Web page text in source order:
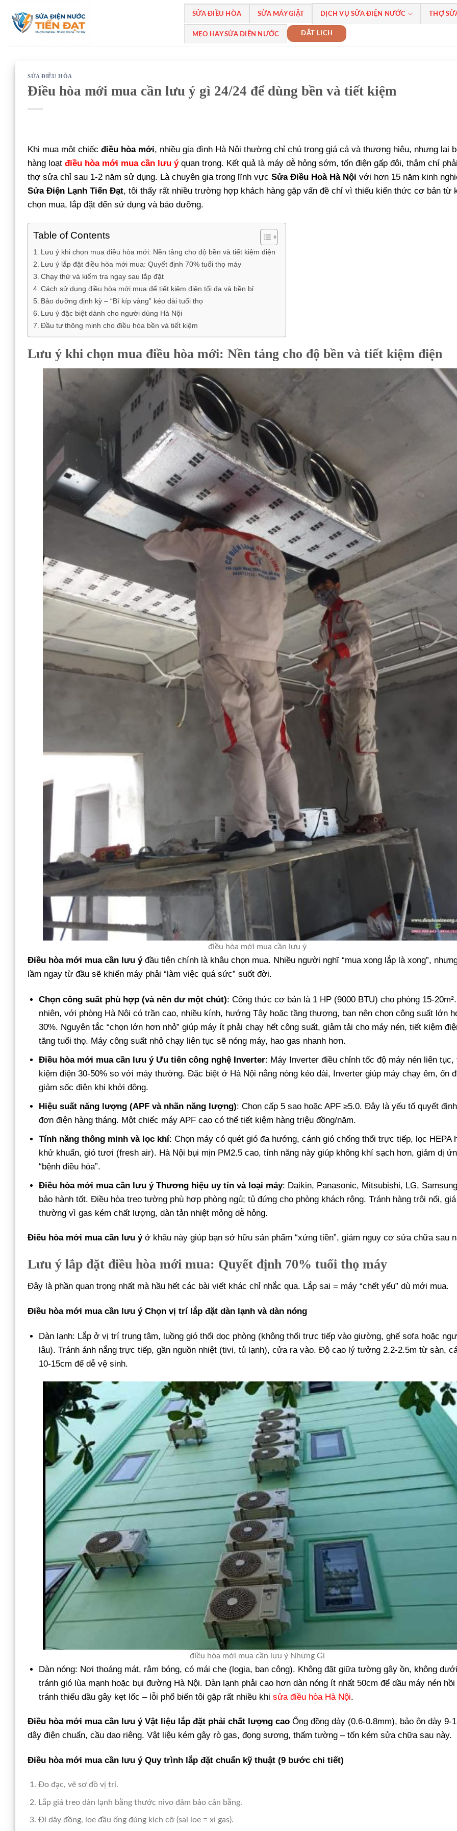
qua
SỬA ĐIỀU HÒA SỬA MÁY GIẶT DỊCH VỤ SỬA ĐIỆN NƯỚC THỢ
MẸO HAY SỬA ĐIỆN NƯỚC ĐẶT LỊCH
SỬA ĐIỀU HÒA
Điều hòa mới mua cần lưu ý gì 24/24 để dùng bền và tiết kiệm
Khi mua một chiếc điều hòa mới, nhiều gia đình Hà Nội thường chỉ chú trọng giá cả và thương hiệu, nhưng lại
hàng loạt điều hòa mới mua cần lưu ýquan trọng. Kết quả là máy dễ hỏng sớm, tốn điện gấp đôi, thậm chí
thợ sửa chỉ sau 1-2 năm sử dụng. Là chuyên gia trong lĩnh vực Sửa Điều Hoà Hà Nội với hơn 15 năm kinh
Sửa Điện Lạnh Tiến Đạt, tôi thấy rất nhiều trường hợp khách hàng gặp vấn đề chỉ vì thiếu kiến thức cơ bản từ
chọn mua, lắp đặt đến sử dụng và bảo dưỡng.
Table of Contents
Lưu ý khi chọn mua điều hòa mới: Nền tảng cho độ bền và tiết kiệm điện
Lưu ý lắp đặt điều hòa mới mua: Quyết định 70% tuổi thọ máy
Chạy thử và kiểm tra ngay sau lắp đặt
Cách sử dụng điều hòa mới mua để tiết kiệm điện tối đa và bền bỉ
Bảo dưỡng định kỳ – “Bí kíp vàng” kéo dài tuổi thọ
Lưu ý đặc biệt dành cho người dùng Hà Nội
Đầu tư thông minh cho điều hòa bền và tiết kiệm
Lưu ý khi chọn mua điều hòa mới: Nền tảng cho độ bền và tiết kiệm điện
điều hòa mới mua cần lưu ý
Điều hòa mới mua cần lưu ýđầu tiên chính là khâu chọn mua. Nhiều người nghĩ “mua xong lắp là xong”,
lầm ngay từ đầu sẽ khiến máy phải “làm việc quá sức” suốt đời.
Chọn công suất phù hợp (và nên dư một chút): Công thức cơ bản là 1 HP (9000 BTU) cho phòng 15-
nhiên, với phòng Hà Nội có trần cao, nhiều kính, hướng Tây hoặc tầng thượng, bạn nên chọn công suất lớn
30%. Nguyên tắc “chọn lớn hơn nhỏ” giúp máy ít phải chạy hết công suất, giảm tải cho máy nén, tiết kiệm
tăng tuổi thọ. Máy công suất nhỏ chạy liên tục sẽ nóng máy, hao gas nhanh hơn.
Điều hòa mới mua cần lưu ý Ưu tiên công nghệ Inverter: Máy Inverter điều chỉnh tốc độ máy nén liên tục,
kiệm điện 30-50% so với máy thường. Đặc biệt ở Hà Nội nắng nóng kéo dài, Inverter giúp máy chạy êm, ổn
giảm sốc điện khi khởi động.
Hiệu suất năng lượng (APF và nhãn năng lượng): Chọn cấp 5 sao hoặc APF ≥5.0. Đây là yếu tố quyết
đơn điện hàng tháng. Một chiếc máy APF cao có thể tiết kiệm hàng triệu đồng/năm.
Tính năng thông minh và lọc khí: Chọn máy có quét gió đa hướng, cánh gió chống thổi trực tiếp, lọc HEPA
khử khuẩn, gió tươi (fresh air). Hà Nội bụi mịn PM2.5 cao, tính năng này giúp không khí sạch hơn, giảm dị
“bệnh điều hòa”.
Điều hòa mới mua cần lưu ý Thương hiệu uy tín và loại máy: Daikin, Panasonic, Mitsubishi, LG,
bảo hành tốt. Điều hòa treo tường phù hợp phòng ngủ; tủ đứng cho phòng khách rộng. Tránh hàng trôi nổi,
thường vì gas kém chất lượng, dàn tản nhiệt mỏng dễ hỏng.
Điều hòa mới mua cần lưu ýở khâu này giúp bạn sở hữu sản phẩm “xứng tiền”, giảm nguy cơ sửa chữa sau
Lưu ý lắp đặt điều hòa mới mua: Quyết định 70% tuổi thọ máy
Đây là phần quan trọng nhất mà hầu hết các bài viết khác chỉ nhắc qua. Lắp sai = máy “chết yểu” dù mới mua.
Điều hòa mới mua cần lưu ý Chọn vị trí lắp đặt dàn lạnh và dàn nóng
Dàn lạnh: Lắp ở vị trí trung tâm, luồng gió thổi dọc phòng (không thổi trực tiếp vào giường, ghế sofa hoặc
lâu). Tránh ánh nắng trực tiếp, gần nguồn nhiệt (tivi, tủ lạnh), cửa ra vào. Độ cao lý tưởng 2.2-2.5m từ sàn,
10-15cm để dễ vệ sinh.
điều hòa mới mua cần lưu ý Những Gì
Dàn nóng: Nơi thoáng mát, râm bóng, có mái che (logia, ban công). Không đặt giữa tường gây ồn, không
tránh gió lùa mạnh hoặc bụi đường Hà Nội. Dàn lạnh phải cao hơn dàn nóng ít nhất 50cm để dầu máy nén
tránh thiếu dầu gây kẹt lốc – lỗi phổ biến tôi gặp rất nhiều khisửa điều hòa Hà Nội.
Điều hòa mới mua cần lưu ý Vật liệu lắp đặt phải chất lượng cao Ống đồng dày (0.6-0.8mm), bảo ôn dày 9-
dây điện chuẩn, cầu dao riêng. Vật liệu kém gây rò gas, đọng sương, thấm tường – tốn kém sửa chữa sau này.
Điều hòa mới mua cần lưu ý Quy trình lắp đặt chuẩn kỹ thuật (9 bước chi tiết)
Đo đạc, vẽ sơ đồ vị trí.
Lắp giá treo dàn lạnh bằng thước nivo đảm bảo cân bằng.
Đi dây đồng, loe đầu ống đúng kích cỡ (sai loe = xì gas).